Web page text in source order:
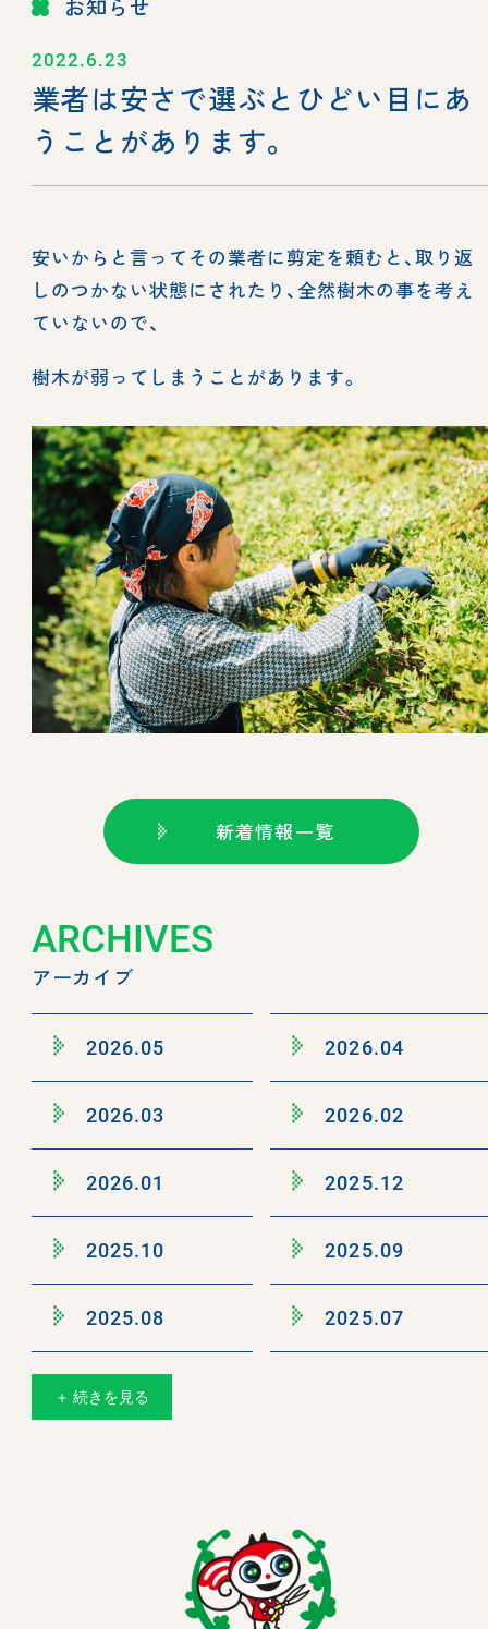
お知らせ
2022.6.23
業者は安さで選ぶとひどい目にあ
うことがあります。
安いからと言ってその業者に剪定を頼むと、取り返
しのつかない状態にされたり、全然樹木の事を考え
ていないので、
樹木が弱ってしまうことがあります。
新着情報一覧
ARCHIVES
アーカイブ
2026.05 2026.04
2026.03 2026.02
2026.01 2025.12
2025.10 2025.09
2025.08 2025.07
＋ 続きを見る